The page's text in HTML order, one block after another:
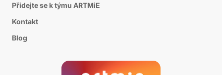
Přidejte se k týmu ARTMiE
Kontakt
Blog